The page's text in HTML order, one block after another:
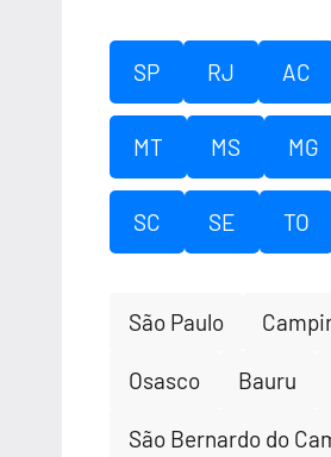
SP RJ AC
MT MS MG
SC SE TO
São Paulo
Osasco Bauru
São Bernardo do